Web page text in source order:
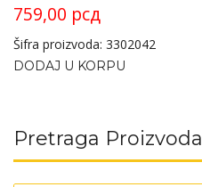
759,00 рсд
Šifra proizvoda: 3302042
DODAJ U KORPU
Pretraga Proizvoda